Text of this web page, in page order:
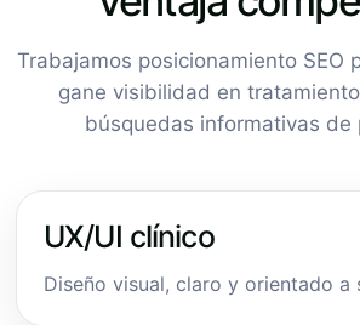
Trabajamos posicionamiento SEO
gane visibilidad en
búsquedas informativas de
UX/UI clínico
Diseño visual, claro y orientado a